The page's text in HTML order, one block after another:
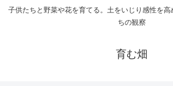
子供たちと野菜や花を育てる。土をいじり感性を
ちの観察
育む畑